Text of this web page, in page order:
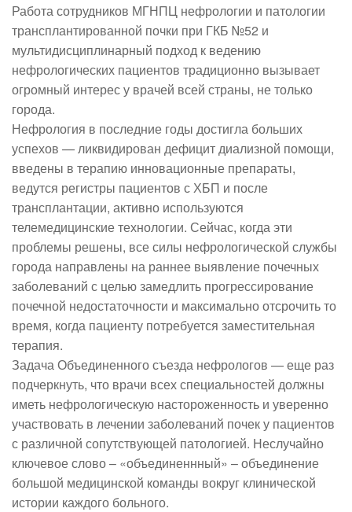
Работа сотрудников МГНПЦ нефрологии и патологии
трансплантированной почки при ГКБ №52 и
мультидисциплинарный подход к ведению
нефрологических пациентов традиционно вызывает
огромный интерес у врачей всей страны, не только
города.
Нефрология в последние годы достигла больших
успехов — ликвидирован дефицит диализной помощи,
введены в терапию инновационные препараты,
ведутся регистры пациентов с ХБП и после
трансплантации, активно используются
телемедицинские технологии. Сейчас, когда эти
проблемы решены, все силы нефрологической службы
города направлены на раннее выявление почечных
заболеваний с целью замедлить прогрессирование
почечной недостаточности и максимально отсрочить то
время, когда пациенту потребуется заместительная
терапия.
Задача Объединенного съезда нефрологов — еще раз
подчеркнуть, что врачи всех специальностей должны
иметь нефрологическую настороженность и уверенно
участвовать в лечении заболеваний почек у пациентов
с различной сопутствующей патологией. Неслучайно
ключевое слово – «объединеннный» – объединение
большой медицинской команды вокруг клинической
истории каждого больного.